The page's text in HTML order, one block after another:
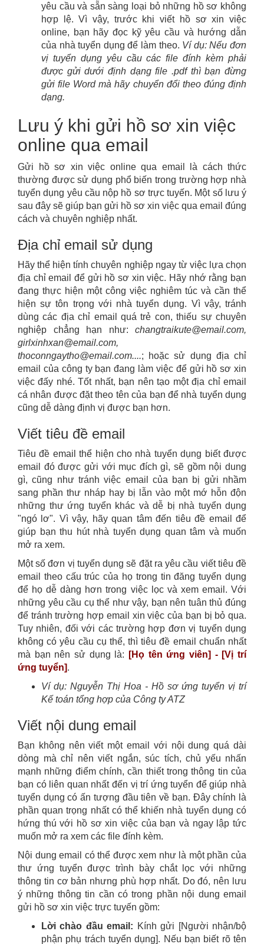
yêu cầu và sẵn sàng loại bỏ những hồ sơ không
hợp lệ. Vì vậy, trước khi viết hồ sơ xin việc
online, bạn hãy đọc kỹ yêu cầu và hướng dẫn
của nhà tuyển dụng để làm theo. Ví dụ: Nếu đơn
vị tuyển dụng yêu cầu các file đính kèm phải
được gửi dưới định dạng file .pdf thì bạn đừng
gửi file Word mà hãy chuyển đổi theo đúng định
dạng.
Lưu ý khi gửi hồ sơ xin việc
online qua email
Gửi hồ sơ xin việc online qua email là cách thức
thường được sử dụng phổ biến trong trường hợp nhà
tuyển dụng yêu cầu nộp hồ sơ trực tuyến. Một số lưu ý
sau đây sẽ giúp bạn gửi hồ sơ xin việc qua email đúng
cách và chuyên nghiệp nhất.
Địa chỉ email sử dụng
Hãy thể hiện tính chuyên nghiệp ngay từ việc lựa chọn
địa chỉ email để gửi hồ sơ xin việc. Hãy nhớ rằng bạn
đang thực hiện một công việc nghiêm túc và cần thể
hiện sự tôn trọng với nhà tuyển dụng. Vì vậy, tránh
dùng các địa chỉ email quá trẻ con, thiếu sự chuyên
nghiệp chẳng hạn như: changtraikute@email.com,
girlxinhxan@email.com,
thoconngaytho@email.com....; hoặc sử dụng địa chỉ
email của công ty bạn đang làm việc để gửi hồ sơ xin
việc đấy nhé. Tốt nhất, bạn nên tạo một địa chỉ email
cá nhân được đặt theo tên của bạn để nhà tuyển dụng
cũng dễ dàng định vị được bạn hơn.
Viết tiêu đề email
Tiêu đề email thể hiện cho nhà tuyển dụng biết được
email đó được gửi với mục đích gì, sẽ gồm nội dung
gì, cũng như tránh việc email của bạn bị gửi nhầm
sang phần thư nháp hay bị lẫn vào một mớ hỗn độn
những thư ứng tuyển khác và dễ bị nhà tuyển dụng
"ngó lơ". Vì vậy, hãy quan tâm đến tiêu đề email để
giúp bạn thu hút nhà tuyển dụng quan tâm và muốn
mở ra xem.
Một số đơn vị tuyển dụng sẽ đặt ra yêu cầu viết tiêu đề
email theo cấu trúc của họ trong tin đăng tuyển dụng
để họ dễ dàng hơn trong việc lọc và xem email. Với
những yêu cầu cụ thể như vậy, bạn nên tuân thủ đúng
để tránh trường hợp email xin việc của bạn bị bỏ qua.
Tuy nhiên, đối với các trường hợp đơn vị tuyển dụng
không có yêu cầu cụ thể, thì tiêu đề email chuẩn nhất
mà bạn nên sử dụng là:
[Họ tên ứng viên] - [Vị trí
ứng tuyển].
Ví dụ: Nguyễn Thị Hoa - Hồ sơ ứng tuyển vị trí
Kế toán tổng hợp của Công ty ATZ
Viết nội dung email
Bạn không nên viết một email với nội dung quá dài
dòng mà chỉ nên viết ngắn, súc tích, chủ yếu nhấn
mạnh những điểm chính, cần thiết trong thông tin của
bạn có liên quan nhất đến vị trí ứng tuyển để giúp nhà
tuyển dụng có ấn tượng đầu tiên về bạn. Đây chính là
phần quan trọng nhất có thể khiến nhà tuyển dụng có
hứng thú với hồ sơ xin việc của bạn và ngay lập tức
muốn mở ra xem các file đính kèm.
Nội dung email có thể được xem như là một phần của
thư ứng tuyển được trình bày chắt lọc với những
thông tin cơ bản nhưng phù hợp nhất. Do đó, nên lưu
ý những thông tin cần có trong phần nội dung email
gửi hồ sơ xin việc trực tuyến gồm:
Lời chào đầu email: Kính gửi [Người nhận/bộ
phận phụ trách tuyển dụng]. Nếu bạn biết rõ tên